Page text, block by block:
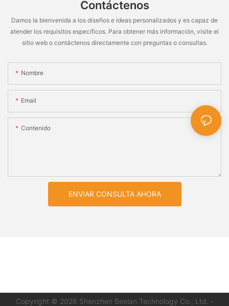
Contáctenos
Damos la bienvenida a los diseños e ideas personalizados y es capaz de
atender los requisitos específicos. Para obtener más información, visite el
sitio web o contáctenos directamente con preguntas o consultas.
Nombre
Email
Contenido
ENVIAR CONSULTA AHORA
Copyright © 2026 Shenzhen Beelan Technology Co., Ltd. -